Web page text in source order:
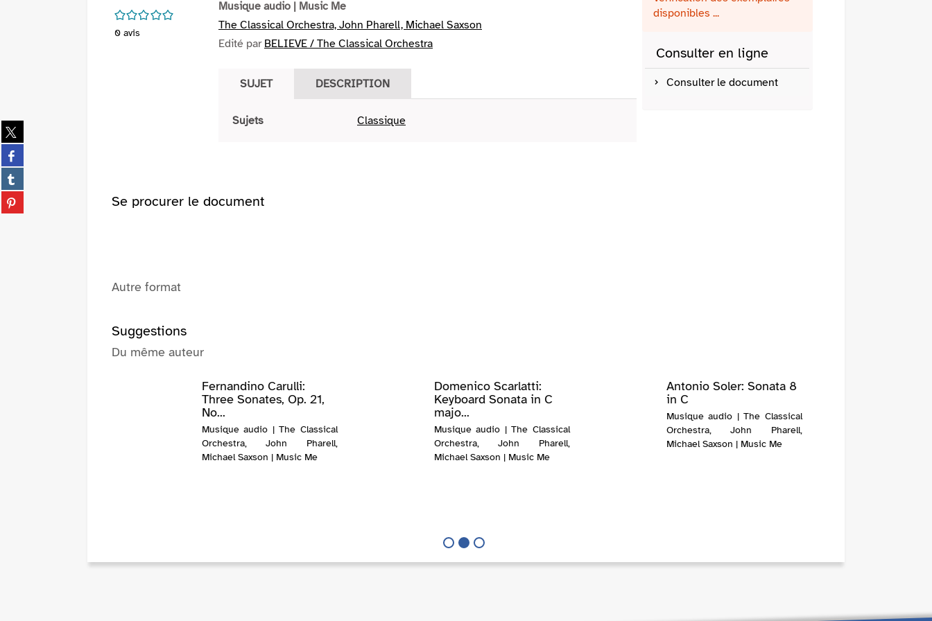
Partager
sur
twitter
(Nouvelle
fenêtre)
Partager
sur
facebook
(Nouvelle
fenêtre)
Partager
sur
tumblr
Partager
sur
/5
0 avis
Musique audio | Music Me
The Classical Orchestra, John Pharell, Michael Saxson
Edité par BELIEVE / The Classical Orchestra
SUJET DESCRIPTION
Sujets Classique
disponibles ...
Consulter en ligne
Consulter le document
Se procurer le document
Autre format
Suggestions
Du même auteur
Domenico Scarlatti:
Keyboard Sonata in C
majo...
Musique audio | The Classical
Orchestra, John Pharell,
Michael Saxson | Music Me
Antonio Soler: Sonata 8
in C
Musique audio | The Classical
Orchestra, John Pharell,
Michael Saxson | Music Me
Fernandino Carulli:
Three Sonates, Op. 21,
No...
Musique audio | The Classical
Orchestra, John Pharell,
Michael Saxson | Music Me